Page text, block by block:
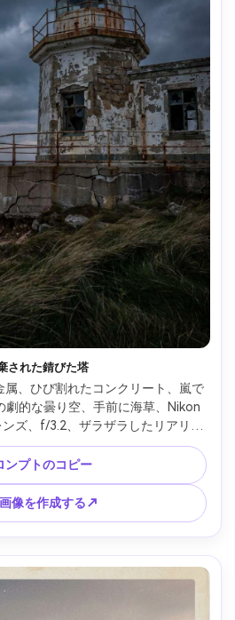
された錆びた塔
、ひび割れたコンクリート、嵐で
劇的な曇り空、手前に海草、Nikon
ズ、f/3.2、ザラザラしたリアリズ
チャ、映画のような不飽和色のグレ
キュメンタリー感 --ar 4:5
ンプトのコピー
像を作成する↗